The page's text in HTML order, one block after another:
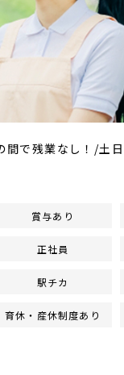
で残業なし！/土
賞与あり
正社員
駅チカ
育休・産休制度あり